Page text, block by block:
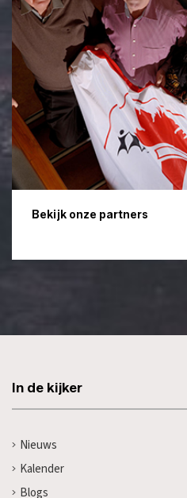
Bekijk onze partners
In de kijker
Nieuws
Kalender
Blogs